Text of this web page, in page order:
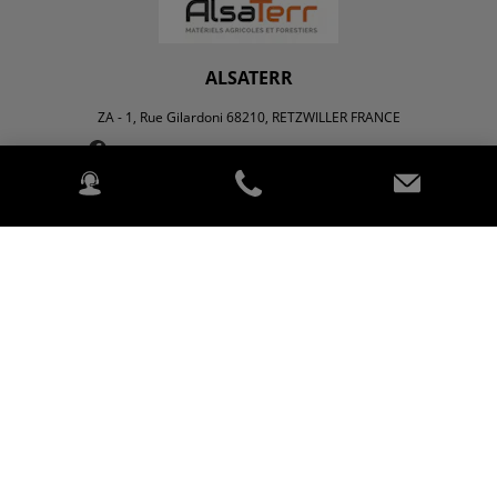
ALSATERR
ZA - 1, Rue Gilardoni 68210, RETZWILLER FRANCE